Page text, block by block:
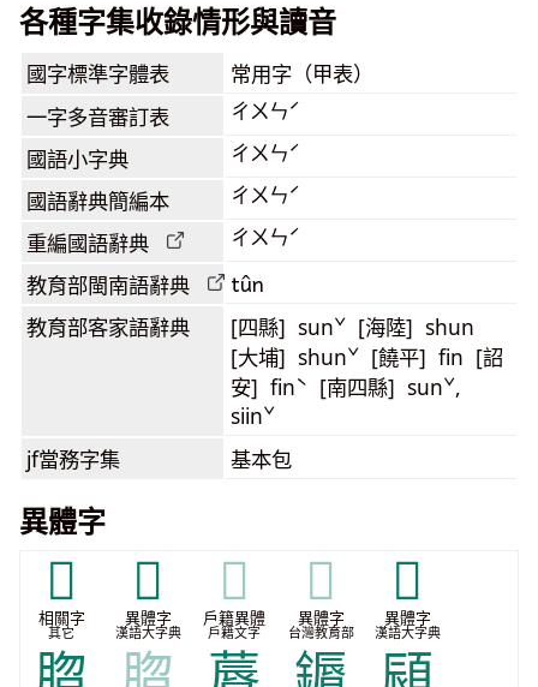
各種字集收錄情形與讀音
國字標準字體表 常用字（甲表）
一字多音審訂表 ㄔㄨㄣˊ
國語小字典 ㄔㄨㄣˊ
國語辭典簡編本 ㄔㄨㄣˊ
重編國語辭典 ㄔㄨㄣˊ
教育部閩南語辭典 tûn
教育部客家語辭典
[四縣] sunˇ [海陸] shun
[大埔] shunˇ [饒平] fin [詔
安] finˋ [南四縣] sunˇ,
siinˇ
jf當務字集 基本包
異體字
𢨿
相關字
其它
𦟢
異體字
漢語大字典
𦟢
戶籍異體
戶籍文字
𦟢
異體字
台灣教育部
𩕁
異體字
漢語大字典